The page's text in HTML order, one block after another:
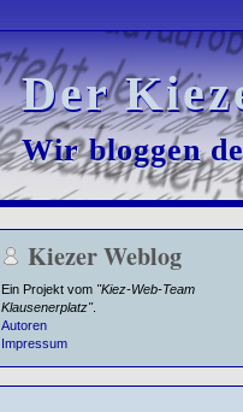
Der
Der
Wir bloggen
Wir bloggen
Kiezer Weblog
Ein Projekt vom "Kiez-Web-Team
Klausenerplatz".
Autoren
Impressum